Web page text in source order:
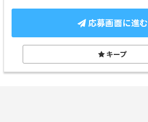
応募画面に進む
キープ